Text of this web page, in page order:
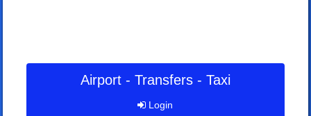
Airport - Transfers - Taxi
Login